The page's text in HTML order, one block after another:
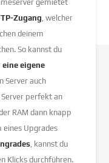
gemietet
Zugang , welcher
deinem
So kannst du
eine eigene
Server auch
perfekt an
RAM dann knapp
eines Upgrades
, kannst du
Klicks durchführen.